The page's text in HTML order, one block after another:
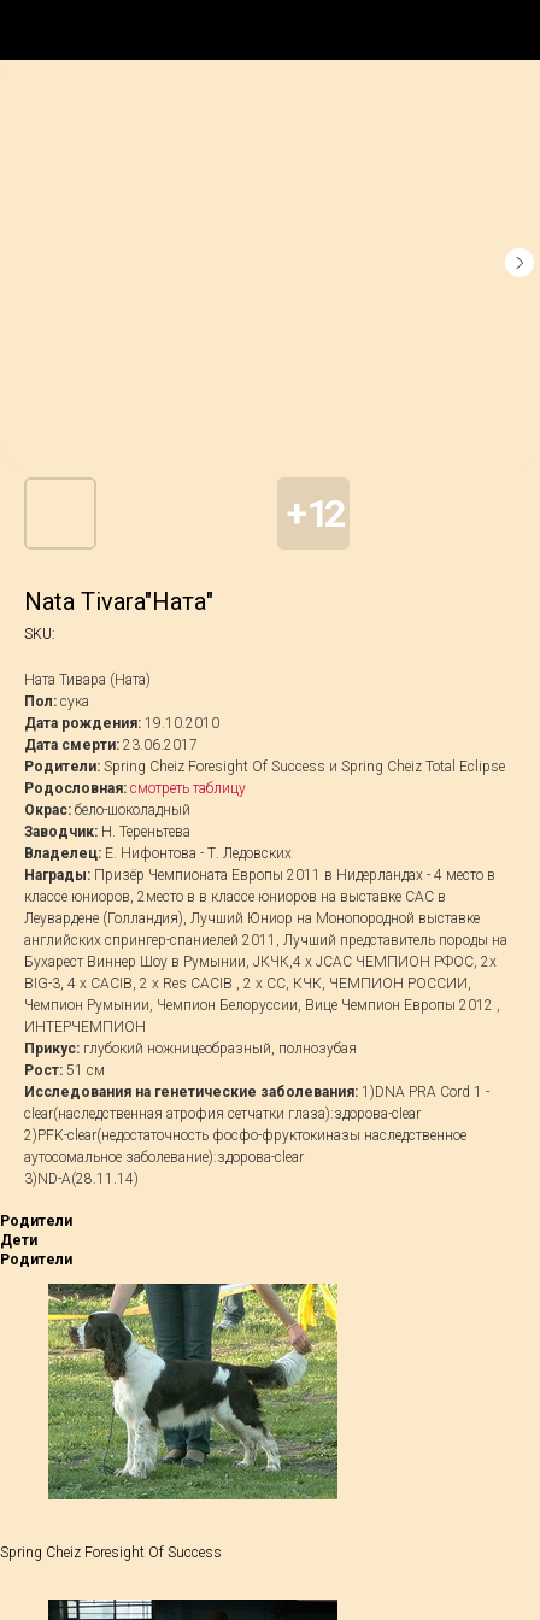
Nata Tivara"Ната"
SKU:
Ната Тивара (Ната)
Пол: сука
Дата рождения: 19.10.2010
Дата смерти: 23.06.2017
Родители: Spring Cheiz Foresight Of Success и Spring Cheiz Total Eclipse
Родословная: смотреть таблицу
Окрас: бело-шоколадный
Заводчик: Н. Тереньтева
Владелец: Е. Нифонтова - Т. Ледовских
Награды: Призёр Чемпионата Европы 2011 в Нидерландах - 4 место в
классе юниоров, 2место в в классе юниоров на выставке САС в
Леувардене (Голландия), Лучший Юниор на Монопородной выставке
английских спрингер-спаниелей 2011, Лучший представитель породы на
Бухарест Виннер Шоу в Румынии, JКЧК,4 х JCAC ЧЕМПИОН РФОС, 2х
BIG-3, 4 x СACIB, 2 x Res CACIB , 2 x СС, КЧК, ЧЕМПИОН РОССИИ,
Чемпион Румынии, Чемпион Белоруссии, Вице Чемпион Европы 2012 ,
ИНТЕРЧЕМПИОН
Прикус: глубокий ножницеобразный, полнозубая
Рост: 51 см
Исследования на генетические заболевания: 1)DNA PRA Cord 1 -
clear(наследственная атрофия сетчатки глаза):здорова-сlear
2)PFK-clear(недостаточность фосфо-фруктокиназы наследственное
аутосомальное заболевание):здорова-сlear
3)ND-А(28.11.14)
Родители
Дети
Родители
Spring Cheiz Foresight Of Success